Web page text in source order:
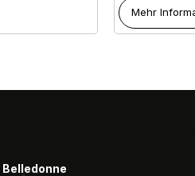
Mehr